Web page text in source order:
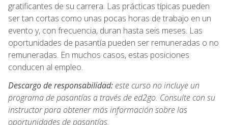
gratificantes de su carrera. Las prácticas típicas pueden
ser tan cortas como unas pocas horas de trabajo en un
evento y, con frecuencia, duran hasta seis meses. Las
oportunidades de pasantía pueden ser remuneradas o no
remuneradas. En muchos casos, estas posiciones
conducen al empleo.
Descargo de responsabilidad: este curso no incluye un
programa de pasantías a través de ed2go. Consulte con su
instructor para obtener más información sobre las
oportunidades de pasantías.